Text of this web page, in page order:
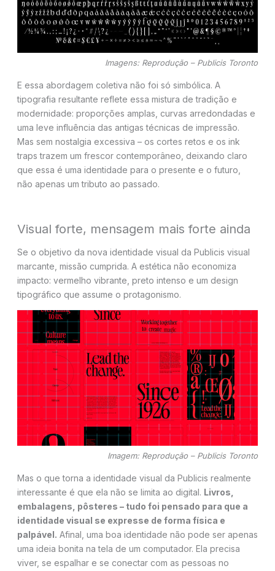
Imagens: Reprodução – Publicis Toronto
E essa abordagem coletiva não foi só simbólica. A
tipografia resultante reflete essa mistura de tradição e
modernidade: proporções amplas, curvas arredondadas e
uma leve influência das antigas técnicas de impressão.
Mas sem nostalgia excessiva – os cortes retos e os ink
traps trazem um frescor contemporâneo, deixando claro
que essa é uma identidade para o presente e o futuro,
não apenas um tributo ao passado.
Visual forte, mensagem mais forte ainda
Se o objetivo da nova identidade visual da Publicis visual
marcante, missão cumprida. A estética não economiza
impacto: vermelho vibrante, preto intenso e um design
tipográfico que assume o protagonismo.
Imagem: Reprodução – Publicis Toronto
Mas o que torna a identidade visual da Publicis realmente
interessante é que ela não se limita ao digital. Livros,
embalagens, pôsteres – tudo foi pensado para que a
identidade visual se expresse de forma física e
palpável. Afinal, uma boa identidade não pode ser apenas
uma ideia bonita na tela de um computador. Ela precisa
viver, se espalhar e se conectar com as pessoas no